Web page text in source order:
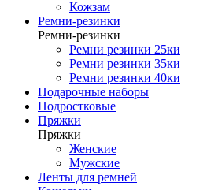
Кожзам
Ремни-резинки
Ремни-резинки
Ремни резинки 25ки
Ремни резинки 35ки
Ремни резинки 40ки
Подарочные наборы
Подростковые
Пряжки
Пряжки
Женские
Мужские
Ленты для ремней